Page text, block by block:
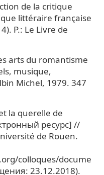
de la critique
littéraire française
P.: Le Livre de
arts du romantisme
musique,
Michel, 1979. 347
la querelle de
ресурс] //
de Rouen.
colloques/docume
23.12.2018).